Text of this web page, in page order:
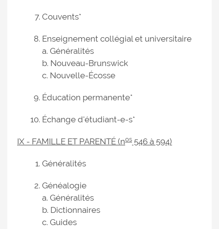
Couvents*
Enseignement collégial et universitaire
a. Généralités
b. Nouveau-Brunswick
c. Nouvelle-Écosse
Éducation permanente*
Échange d'étudiant-e-s*
IX - FAMILLE ET PARENTÉ (nos 546 à 594)
Généralités
Généalogie
a. Généralités
b. Dictionnaires
c. Guides